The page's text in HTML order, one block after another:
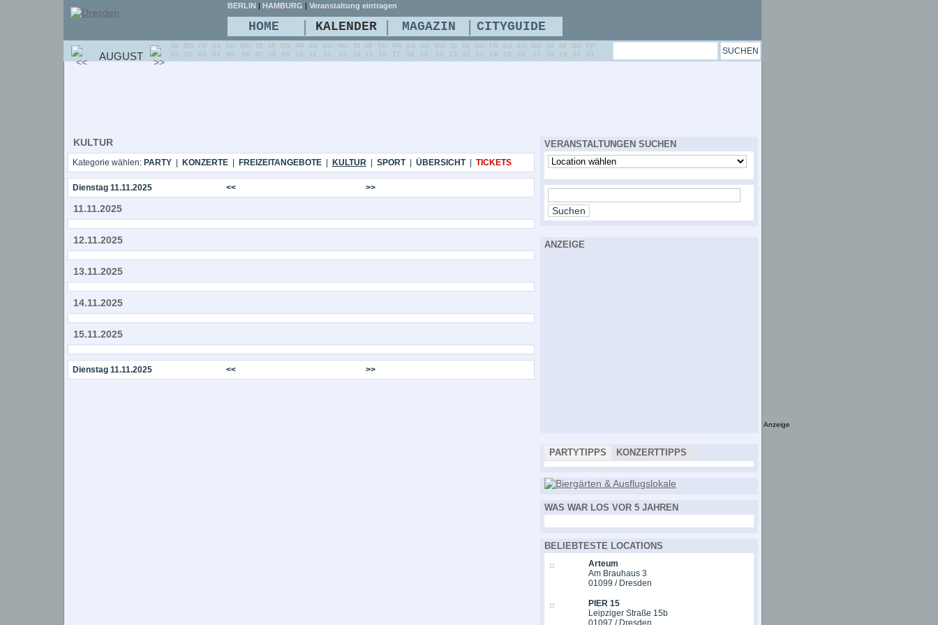
KULTUR
Kategorie wählen: PARTY| KONZERTE| FREIZEITANGEBOTE| KULTUR| SPORT| ÜBERSICHT| TICKETS
Dienstag 11.11.2025 << >>
11.11.2025
12.11.2025
13.11.2025
14.11.2025
15.11.2025
Dienstag 11.11.2025 << >>
VERANSTALTUNGEN SUCHEN
ANZEIGE
PARTYTIPPS KONZERTTIPPS
WAS WAR LOS VOR 5 JAHREN
BELIEBTESTE LOCATIONS
Arteum
Am Brauhaus 3
01099 / Dresden
PIER 15
Leipziger Straße 15b
01097 / Dresden
BERLIN | HAMBURG | Veranstaltung eintragen
HOME | KALENDER | MAGAZIN | CITYGUIDE
AUGUST
MI
01
DO
02
FR
03
SA
04
SO
05
MO
06
DI
07
MI
08
DO
09
FR
10
SA
11
SO
12
MO
13
DI
14
MI
15
DO
16
FR
17
SA
18
SO
19
MO
20
DI
21
MI
22
DO
23
FR
24
SA
25
SO
26
MO
27
DI
28
MI
29
DO
30
FR
31
Anzeige